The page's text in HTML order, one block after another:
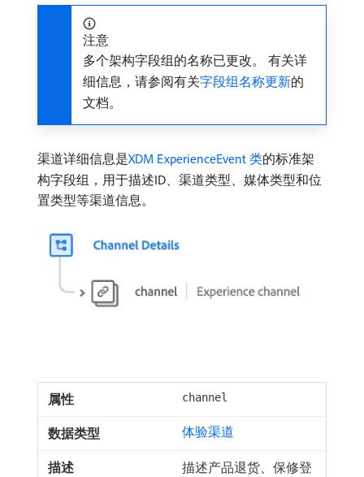
注意
多个架构字段组的名称已更改。 有关详
细信息，请参阅有关字段组名称更新的
文档。
渠道详细信息是XDM ExperienceEvent 类的标准架
构字段组，用于描述ID、渠道类型、媒体类型和位
置类型等渠道信息。
channel
体验渠道
描述产品退货、保修登